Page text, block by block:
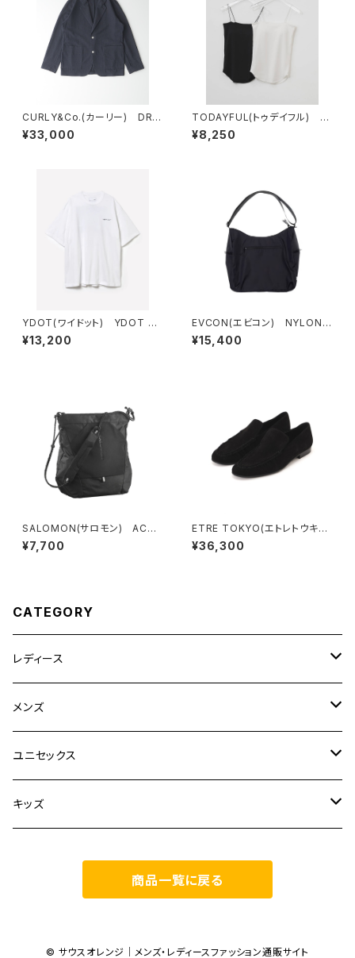
CURLY&Co.(カーリー) DRY
MESH JACKET
¥33,000
TODAYFUL(トゥデイフル) C
upin Flatseam Camisole
¥8,250
YDOT(ワイドット) YDOT M
OUNTAIN T SHIRT
¥13,200
EVCON(エビコン) NYLON R
OUND BAG
¥15,400
SALOMON(サロモン) ACS
PACKABLE TOTE BAG
¥7,700
ETRE TOKYO(エトレトウキョ
ウ) スウェードギャザーローフ
ァー
¥36,300
CATEGORY
レディース
CLANE
TOPS
BOTTOMS
TEN.
ETRE TOKYO
anuke
メンズ
FUJITO
TOPS
CURLY
YONCA
ユニセックス
20/80
キッズ
商品一覧に戻る
© サウスオレンジ｜メンズ・レディースファッション通販サイト